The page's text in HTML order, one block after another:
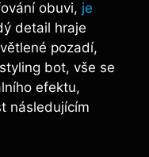
obuvi, je
detail hraje
pozadí,
bot, vše se
efektu,
následujícím